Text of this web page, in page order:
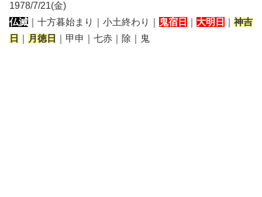
1978/7/21(金)
仏滅 ｜十方暮始まり｜小土終わり｜ 鬼宿日 大明日
神吉
日
月徳日 ｜甲申｜七赤｜除｜鬼